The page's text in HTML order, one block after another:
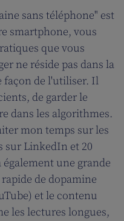
sans téléphone" est
smartphone, vous
que vous
ne réside pas dans la
façon de l'utiliser. Il
de garder le
dans les algorithmes.
mon temps sur les
sur LinkedIn et 20
une grande
de dopamine
et le contenu
les lectures longues,